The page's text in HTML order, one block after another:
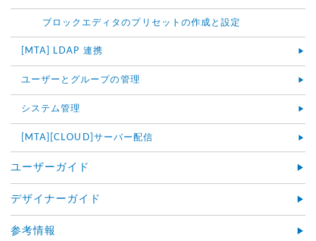
ブロックエディタのプリセットの作成と設定
[MTA] LDAP 連携
ユーザーとグループの管理
システム管理
[MTA][CLOUD]サーバー配信
ユーザーガイド
デザイナーガイド
参考情報